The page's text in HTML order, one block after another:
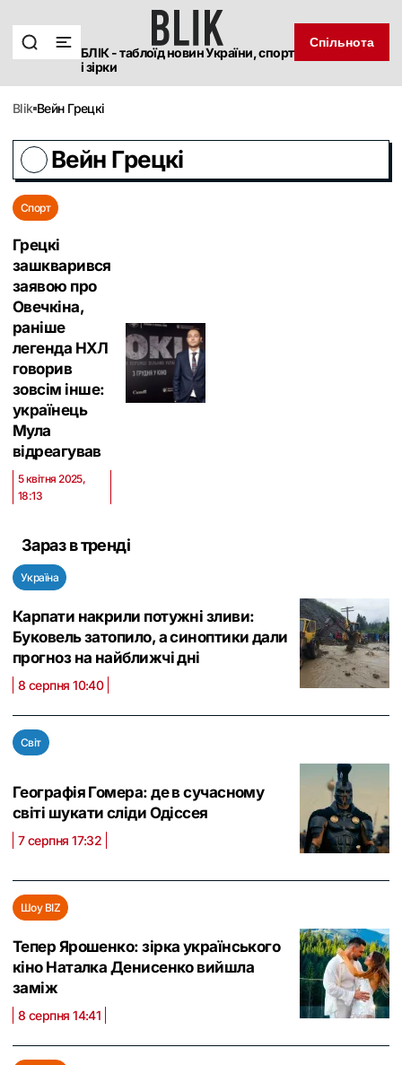
БЛІК - таблоїд новин України, спорт
і зірки
Спільнота
blik Вейн Грецкі
Вейн Грецкі
Спорт
Грецкі
зашкварився
заявою про
Овечкіна,
раніше
легенда НХЛ
говорив
зовсім інше:
українець
Мула
відреагував
5 квітня 2025,
18:13
Зараз в тренді
Україна
Карпати накрили потужні зливи:
Буковель затопило, а синоптики дали
прогноз на найближчі дні
8 серпня 10:40
Світ
Географія Гомера: де в сучасному
світі шукати сліди Одіссея
7 серпня 17:32
Шоу BIZ
Тепер Ярошенко: зірка українського
кіно Наталка Денисенко вийшла
заміж
8 серпня 14:41